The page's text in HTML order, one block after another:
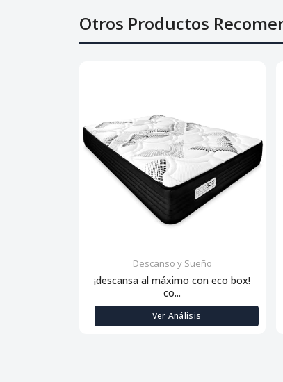
Otros Productos
Descanso y Sueño
¡descansa al máximo con eco box!
co...
Ver Análisis